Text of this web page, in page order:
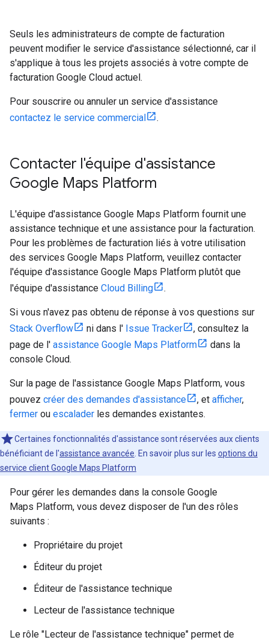
Seuls les administrateurs de compte de facturation
peuvent modifier le service d'assistance sélectionné, car il
s'applique à tous les projets associés à votre compte de
facturation Google Cloud actuel.
Pour souscrire ou annuler un service d'assistance
contactez le service commercial
.
Contacter l'équipe d'assistance
Google Maps Platform
L'équipe d'assistance Google Maps Platform fournit une
assistance technique et une assistance pour la facturation.
Pour les problèmes de facturation liés à votre utilisation
des services Google Maps Platform, veuillez contacter
l'équipe d'assistance Google Maps Platform plutôt que
l'équipe d'assistance Cloud Billing .
Si vous n'avez pas obtenu de réponse à vos questions sur
Stack Overflow
ni dans l' Issue Tracker
, consultez la
page de l' assistance Google Maps Platform
dans la
console Cloud.
Sur la page de l'assistance Google Maps Platform, vous
pouvez créer des demandes d'assistance , et afficher,
fermer ou escalader les demandes existantes.
Certaines fonctionnalités d'assistance sont réservées aux clients
bénéficiant de l'assistance avancée . En savoir plus sur les options du
service client Google Maps Platform
Pour gérer les demandes dans la console Google
Maps Platform, vous devez disposer de l'un des rôles
suivants :
Propriétaire du projet
Éditeur du projet
Éditeur de l'assistance technique
Lecteur de l'assistance technique
Le rôle "Lecteur de l'assistance technique" permet de